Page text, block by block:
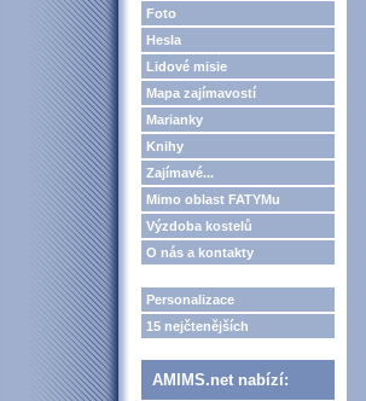
Foto
Hesla
Lidové misie
Mapa zajímavostí
Marianky
Knihy
Zajímavé...
Mimo oblast FATYMu
Výzdoba kostelů
O nás a kontakty
Personalizace
15 nejčtenějších
AMIMS.net nabízí: